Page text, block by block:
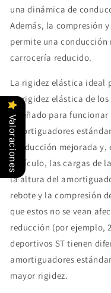
una dinámica de
Además, la compresión
permite una conducción
carrocería reducido.
La rigidez elástica ideal
La rigidez elástica de
diseñado para
amortiguadores
conducción mejorada y,
vehículo, las cargas de
la altura del
rebote y la compresión
que estos no se vean
reducción (por ejemplo,
deportivos ST tienen
amortiguadores
mayor rigidez.
Valoraciones